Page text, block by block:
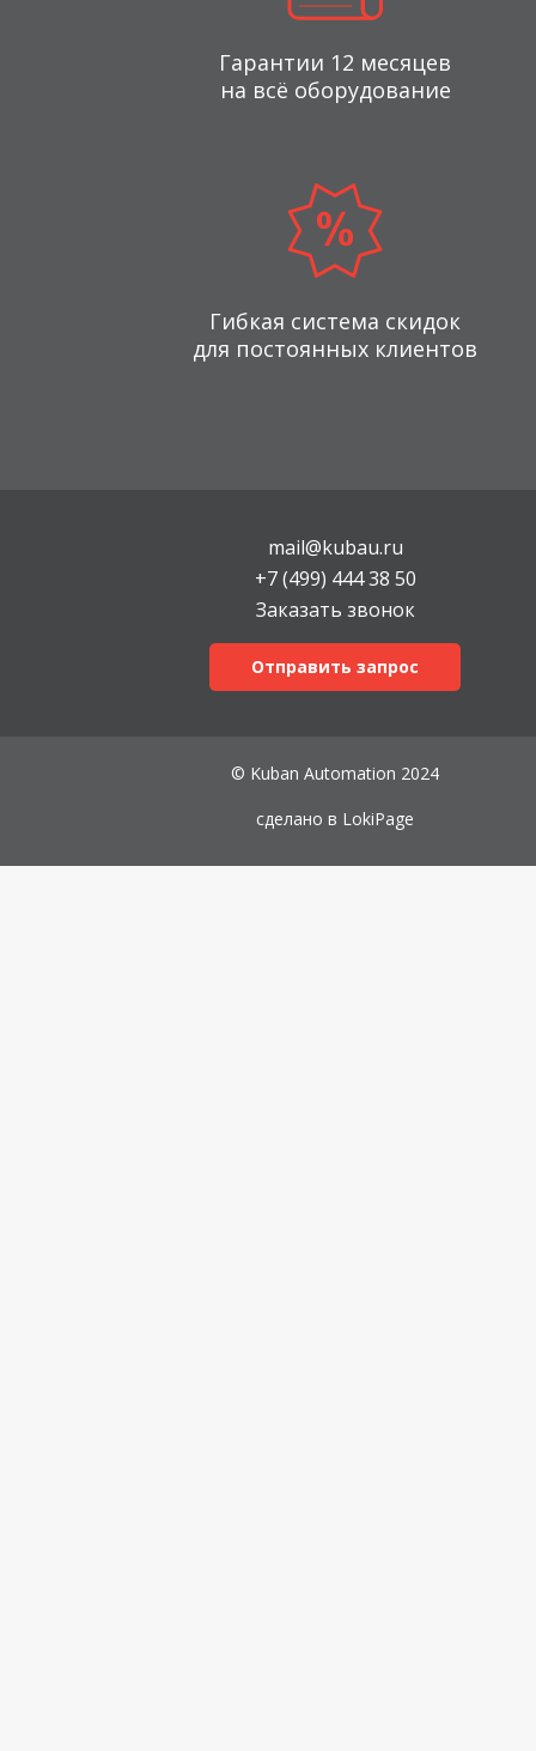
Гарантии 12 месяцев
на всё оборудование
Гибкая система скидок
для постоянных клиентов
mail@kubau.ru
+7 (499) 444 38 50
Заказать звонок
Отправить запрос
© Kuban Automation 2024
сделано в LokiPage